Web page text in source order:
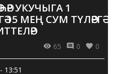
УКУЧЫГА 1
15 МЕҢ СУМ ТҮЛӘРГӘ
65 0 0
13:51